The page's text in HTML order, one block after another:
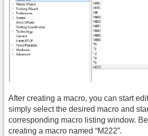
After creating a macro, you can start
simply select the desired macro and
corresponding macro listing window.
creating a macro named “M222”.